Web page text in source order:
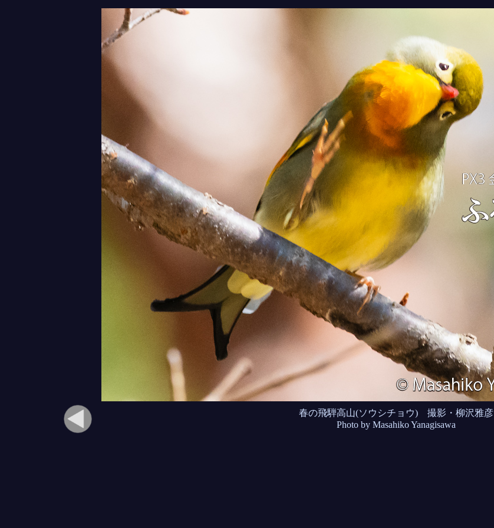
春の飛騨高山(ソウシチョウ) 撮影・柳沢雅彦
Photo by Masahiko Yanagisawa